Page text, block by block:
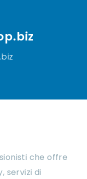
che offre
servizi di